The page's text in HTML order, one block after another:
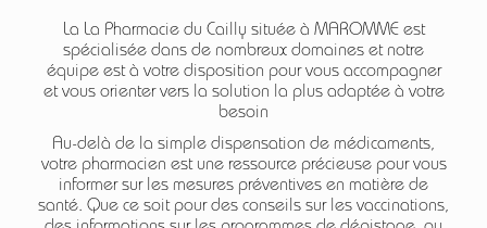
La La Pharmacie du Cailly située à MAROMME est
spécialisée dans de nombreux domaines et notre
équipe est à votre disposition pour vous accompagner
et vous orienter vers la solution la plus adaptée à votre
besoin
Au-delà de la simple dispensation de médicaments,
votre pharmacien est une ressource précieuse pour vous
informer sur les mesures préventives en matière de
santé. Que ce soit pour des conseils sur les vaccinations,